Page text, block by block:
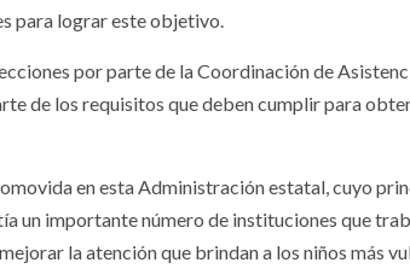
para lograr este objetivo.
por parte de la Coordinación de
de los requisitos que deben cumplir para
en esta Administración estatal, cuyo
un importante número de instituciones que
la atención que brindan a los niños más